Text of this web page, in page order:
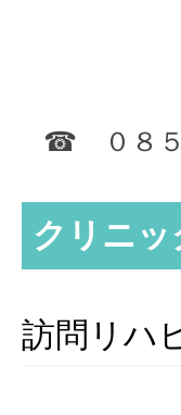
☎ ０８５
クリニ
訪問リハ